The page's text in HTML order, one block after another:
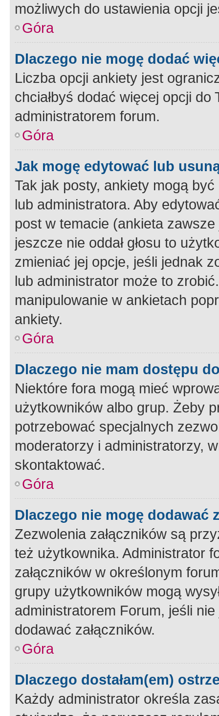
możliwych do ustawienia opcji
Góra
Dlaczego nie mogę dodać
Liczba opcji ankiety jest
chciałbyś dodać więcej opcji
administratorem forum.
Góra
Jak mogę edytować lub
Tak jak posty, ankiety mogą
lub administratora. Aby
post w temacie (ankieta
jeszcze nie oddał głosu to
zmieniać jej opcje, jeśli jednak
lub administrator może to
manipulowanie w ankietach
ankiety.
Góra
Dlaczego nie mam dostępu
Niektóre fora mogą mieć
użytkowników albo grup. Żeby
potrzebować specjalnych
moderatorzy i administratorzy,
skontaktować.
Góra
Dlaczego nie mogę dodawać
Zezwolenia załączników są
też użytkownika. Administrator
załączników w określonym
grupy użytkowników mogą
administratorem Forum, jeśli
dodawać załączników.
Góra
Dlaczego dostałam(em)
Każdy administrator określa